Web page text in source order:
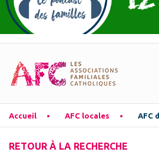
Accueil AFC locales AFC
RETOUR À LA RECHERCHE